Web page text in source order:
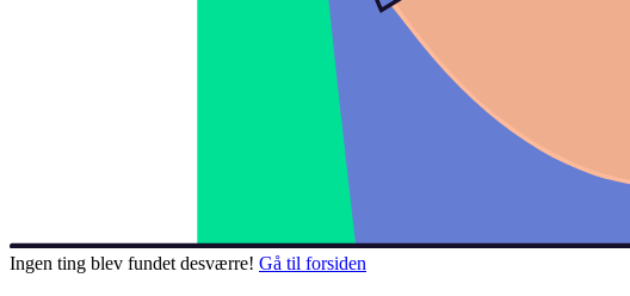
Ingen ting blev fundet desværre! Gå til forsiden